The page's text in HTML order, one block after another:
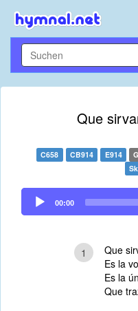
Que
C658 CB914 E914
Audio
Player
00:00
1
Que
Es la
Es la
Que